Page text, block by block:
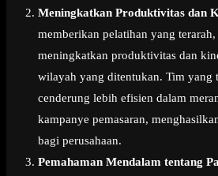
Meningkatkan Produktivitas dan
memberikan pelatihan yang
meningkatkan produktivitas dan
wilayah yang ditentukan. Tim yang
cenderung lebih efisien dalam
kampanye pemasaran,
bagi perusahaan.
Pemahaman Mendalam tentang